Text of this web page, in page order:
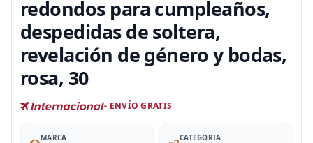
redondos para cumpleaños,
despedidas de soltera,
revelación de género y bodas,
rosa, 30
- ENVÍO GRATIS
MARCA CATEGORIA